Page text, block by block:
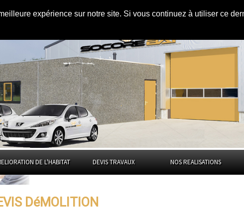
expérience sur notre site. Si vous continuez à utiliser ce
la Somme
DE L'HABITAT DEVIS TRAVAUX NOS REALISATIONS
DéMOLITION